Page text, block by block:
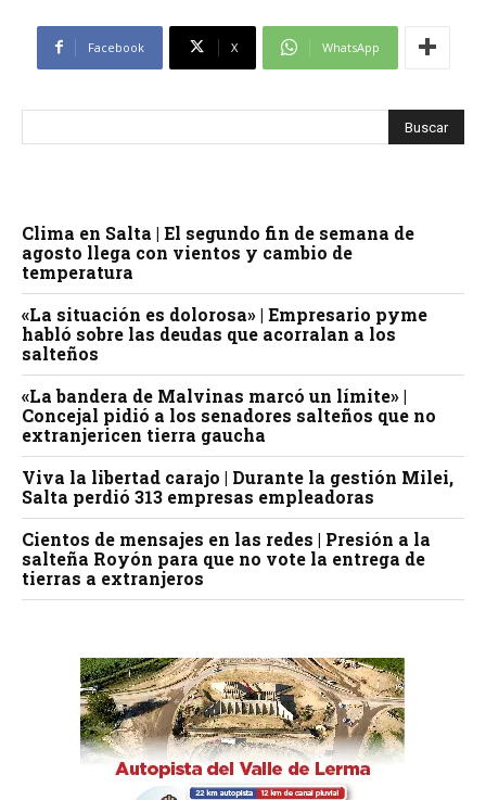
Facebook X WhatsApp
Clima en Salta | El segundo fin de semana de
agosto llega con vientos y cambio de
temperatura
«La situación es dolorosa» | Empresario pyme
habló sobre las deudas que acorralan a los
salteños
«La bandera de Malvinas marcó un límite» |
Concejal pidió a los senadores salteños que no
extranjericen tierra gaucha
Viva la libertad carajo | Durante la gestión Milei,
Salta perdió 313 empresas empleadoras
Cientos de mensajes en las redes | Presión a la
salteña Royón para que no vote la entrega de
tierras a extranjeros